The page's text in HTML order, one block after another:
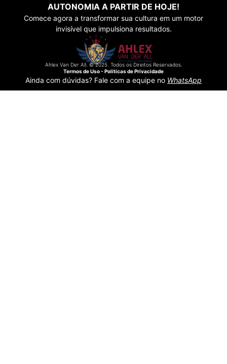
AUTONOMIA A PARTIR DE HOJE!
Comece agora a transformar sua cultura em um motor
invisível que impulsiona resultados.
Ahlex Van Der All. © 2025. Todos os Direitos Reservados.
Termos de Uso - Políticas de Privacidade
Ainda com dúvidas? Fale com a equipe no WhatsApp